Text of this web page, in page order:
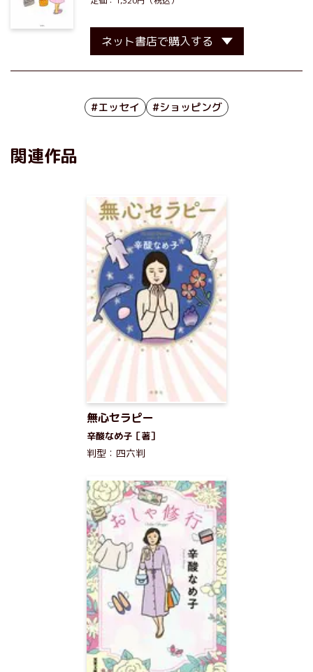
ネット書店で購入する
#エッセイ #ショッピング
関連作品
無心セラピー
辛酸なめ子［著］
判型：四六判